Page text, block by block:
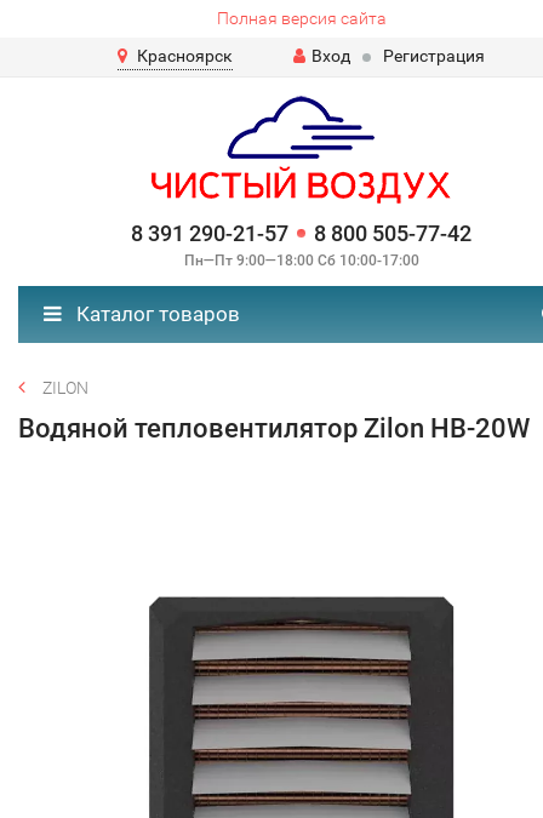
Полная версия сайта
Красноярск
Вход Регистрация
8 391 290-21-57 8 800 505-77-42
Пн—Пт 9:00—18:00 Сб 10:00-17:00
Каталог товаров
ZILON
Водяной тепловентилятор Zilon HB-20W